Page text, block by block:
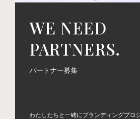
WE NEED
PARTNERS.
パートナー募集
わたしたちと一緒にブランディングプロ